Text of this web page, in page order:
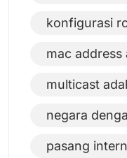
konfigurasi
mac address
multicast
negara
pasang